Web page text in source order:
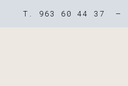
T. 963 60 44 37 –